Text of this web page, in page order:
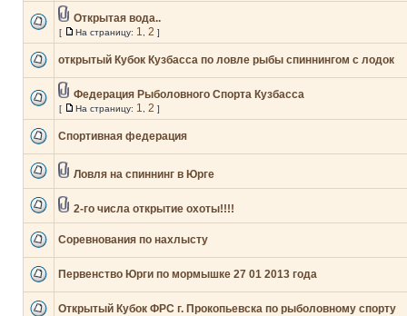
Открытая вода..
[ На страницу: 1 2 ]
открытый Кубок Кузбасса по ловле рыбы спиннингом с лодок
Федерация Рыболовного Спорта Кузбасса
[ На страницу: 1 2 ]
Спортивная федерация
Ловля на спиннинг в Юрге
2-го числа открытие охоты!!!!
Соревнования по нахлысту
Первенство Юрги по мормышке 27 01 2013 года
Открытый Кубок ФРС г. Прокопьевска по рыболовному спорту